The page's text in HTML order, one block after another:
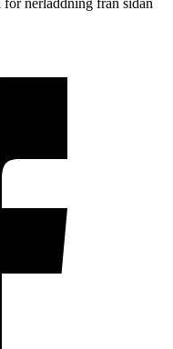
nerladdning från sidan